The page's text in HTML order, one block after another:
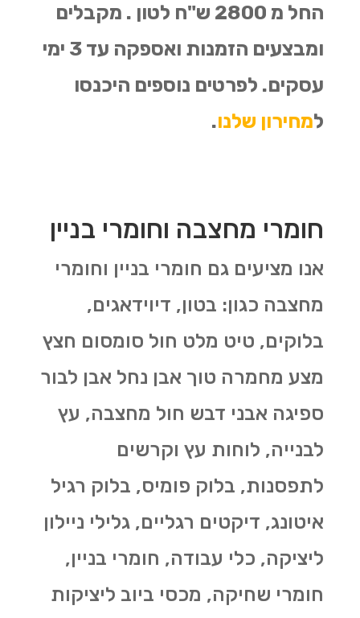
החל מ 2800 ש"ח לטון . מקבלים
ומבצעים הזמנות ואספקה עד 3 ימי
עסקים. לפרטים נוספים היכנסו
למחירון שלנו.
חומרי מחצבה וחומרי בניין
אנו מציעים גם חומרי בניין וחומרי
מחצבה כגון: בטון, דיוידאגים,
בלוקים, טיט מלט חול סומסום חצץ
מצע מחמרה טוך אבן נחל אבן לבור
ספיגה אבני דבש חול מחצבה, עץ
לבנייה, לוחות עץ וקרשים
לתפסנות, בלוק פומיס, בלוק רגיל
איטונג, דיקטים רגליים, גלילי ניילון
ליציקה, כלי עבודה, חומרי בניין,
חומרי שחיקה, מכסי ביוב ליציקות